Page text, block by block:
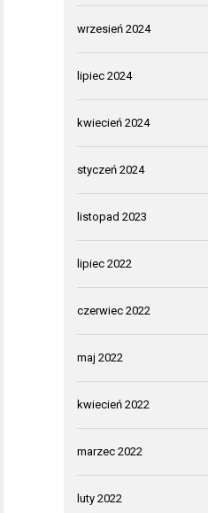
wrzesień 2024
lipiec 2024
kwiecień 2024
styczeń 2024
listopad 2023
lipiec 2022
czerwiec 2022
maj 2022
kwiecień 2022
marzec 2022
luty 2022